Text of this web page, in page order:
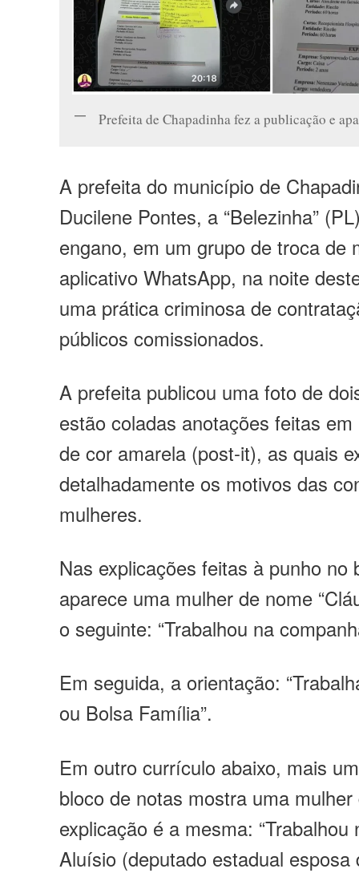
Prefeita de Chapadinha fez a publicação e
A prefeita do município de
Ducilene Pontes, a “Belezinha”
engano, em um grupo de troca de
aplicativo WhatsApp, na noite
uma prática criminosa de
públicos comissionados.
A prefeita publicou uma foto de
estão coladas anotações feitas
de cor amarela (post-it), as quais
detalhadamente os motivos das
mulheres.
Nas explicações feitas à punho no
aparece uma mulher de nome
o seguinte: “Trabalhou na
Em seguida, a orientação:
ou Bolsa Família”.
Em outro currículo abaixo, mais
bloco de notas mostra uma mulher
explicação é a mesma: “Trabalhou
Aluísio (deputado estadual